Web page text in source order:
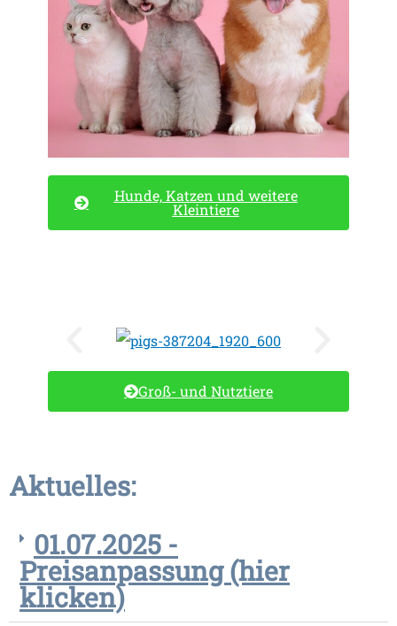
Hunde, Katzen und weitere
Kleintiere
Groß- und Nutztiere
Aktuelles:
01.07.2025 -
Preisanpassung (hier
klicken)